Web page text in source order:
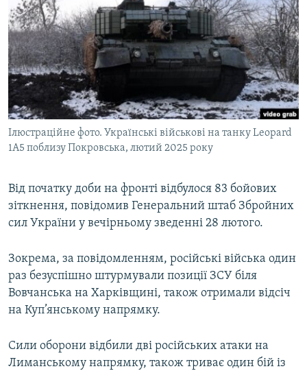
МУЛЬТИМЕДІА
ФОТО
СПЕЦПРОЄКТИ
ПОДКАСТИ
КРИМ РЕАЛІЇ
РУС
КТАТ
ДОЛУЧАЙСЯ!
Ілюстраційне фото. Українські військові на танку Leopard
1A5 поблизу Покровська, лютий 2025 року
Від початку доби на фронті відбулося 83 бойових
зіткнення, повідомив Генеральний штаб Збройних
сил України у вечірньому зведенні 28 лютого.
Зокрема, за повідомленням, російські війська один
раз безуспішно штурмували позиції ЗСУ біля
Вовчанська на Харківщині, також отримали відсіч
на Куп’янському напрямку.
Сили оборони відбили дві російських атаки на
Лиманському напрямку, також триває один бій із